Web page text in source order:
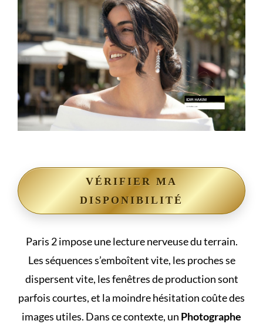
VÉRIFIER MA
DISPONIBILITÉ
Paris 2 impose une lecture nerveuse du terrain.
Les séquences s’emboîtent vite, les proches se
dispersent vite, les fenêtres de production sont
parfois courtes, et la moindre hésitation coûte des
images utiles. Dans ce contexte, un Photographe